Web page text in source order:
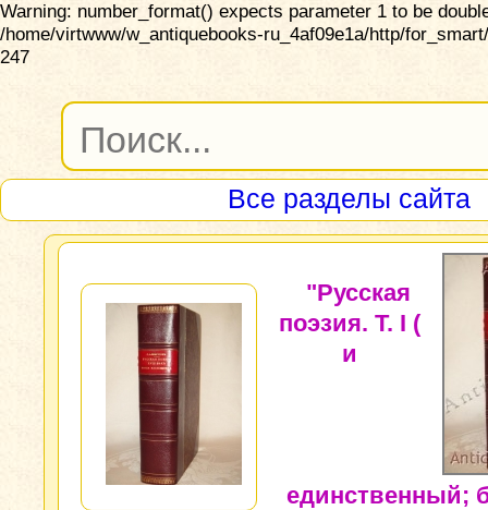
Warning: number_format() expects parameter 1 to be
/home/virtwww/w_antiquebooks-ru_4af09e1a/http/
247
Все разделы сайта
"Русская
поэзия. Т. I (
и
единственный;